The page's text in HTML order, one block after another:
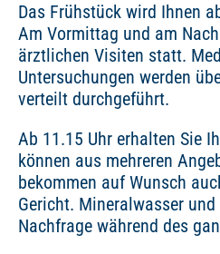
Das Frühstück wird Ihnen
Am Vormittag und am
ärztlichen Visiten statt.
Untersuchungen werden
verteilt durchgeführt.
Ab 11.15 Uhr erhalten Sie
können aus mehreren
bekommen auf Wunsch
Gericht. Mineralwasser
Nachfrage während des